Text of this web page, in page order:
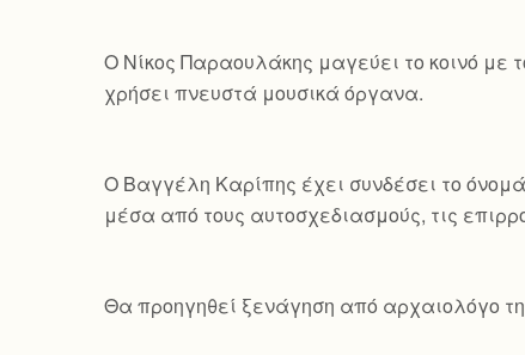
Ο Νίκος Παραουλάκης μαγεύει το κοινό
χρήσει πνευστά μουσικά όργανα.
Ο Βαγγέλη Καρίπης έχει συνδέσει το
μέσα από τους αυτοσχεδιασμούς, τις
Θα προηγηθεί ξενάγηση από αρχαιολόγο